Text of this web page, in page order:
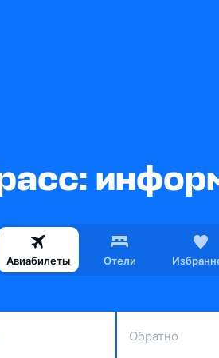
Авиабилеты Отели
Обратно